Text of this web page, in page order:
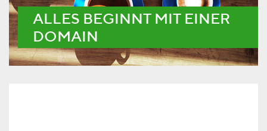
ALLES BEGINNT MIT EINER
DOMAIN